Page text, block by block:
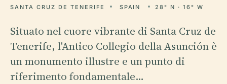
SANTA CRUZ DE TENERIFE SPAIN 28° N · 16° W
Situato nel cuore vibrante di Santa Cruz de
Tenerife, l'Antico Collegio della Asunción è
un monumento illustre e un punto di
riferimento fondamentale…